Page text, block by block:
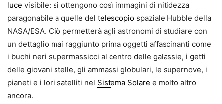
luce visibile: si ottengono così immagini di nitidezza
paragonabile a quelle del telescopio spaziale Hubble della
NASA/ESA. Ciò permetterà agli astronomi di studiare con
un dettaglio mai raggiunto prima oggetti affascinanti come
i buchi neri supermassicci al centro delle galassie, i getti
delle giovani stelle, gli ammassi globulari, le supernove, i
pianeti e i lori satelliti nel Sistema Solare e molto altro
ancora.